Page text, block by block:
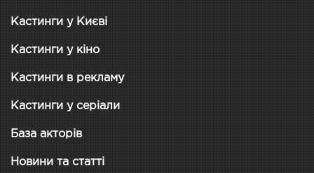
Кастинги у Києві
Кастинги у кіно
Кастинги в рекламу
Кастинги у серіали
База акторів
Новини та статті